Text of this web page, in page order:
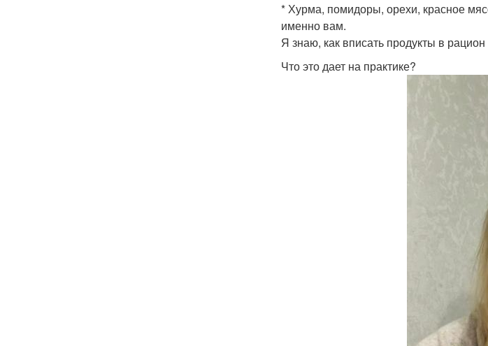
* Хурма, помидоры, орехи, красное
именно вам.
Я знаю, как вписать продукты в
Что это дает на практике?